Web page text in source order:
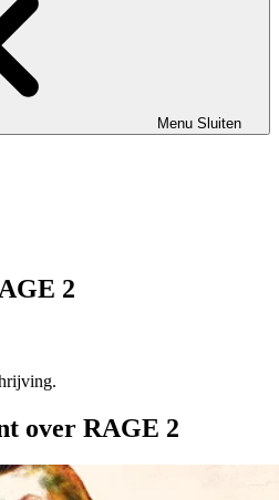
Menu Sluiten
2
over RAGE 2